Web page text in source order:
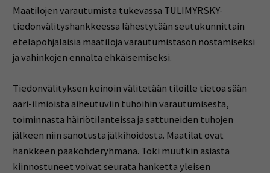
Maatilojen varautumista tukevassa TULIMYRSKY-
tiedonvälityshankkeessa lähestytään seutukunnittain
eteläpohjalaisia maatiloja varautumistason nostamiseksi
ja vahinkojen ennalta ehkäisemiseksi.
Tiedonvälityksen keinoin välitetään tiloille tietoa sään
ääri-ilmiöistä aiheutuviin tuhoihin varautumisesta,
toiminnasta häiriötilanteissa ja sattuneiden tuhojen
jälkeen niin sanotusta jälkihoidosta. Maatilat ovat
hankkeen pääkohderyhmänä. Toki muutkin asiasta
kiinnostuneet voivat seurata hanketta yleisen